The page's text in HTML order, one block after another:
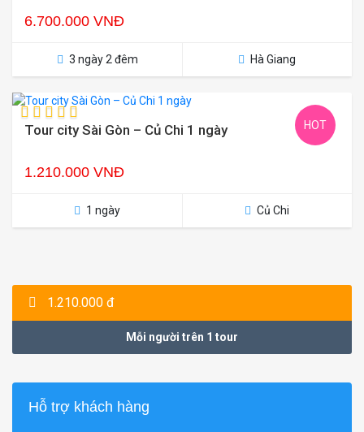
6.700.000 VNĐ
3 ngày 2 đêm Hà Giang
HOT
Tour city Sài Gòn – Củ Chi 1 ngày
1.210.000 VNĐ
1 ngày Củ Chi
1.210.000 đ
Mỗi người trên 1 tour
Hỗ trợ khách hàng